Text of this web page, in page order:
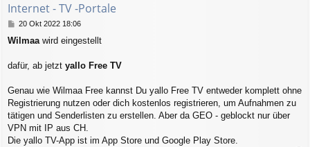
Internet - TV -Portale
B
i
r
20 Okt 2022 18:06
Wilmaawird eingestellt
dafür, ab jetzt yallo Free TV
Genau wie Wilmaa Free kannst Du yallo Free TV entweder komplett ohne
Registrierung nutzen oder dich kostenlos registrieren, um Aufnahmen zu
tätigen und Senderlisten zu erstellen. Aber da GEO - geblockt nur über
VPN mit IP aus CH.
Die yallo TV-App ist im App Store und Google Play Store.